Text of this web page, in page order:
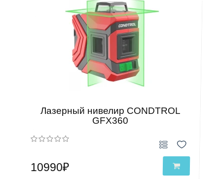
Лазерный нивелир CONDTROL
GFX360
10990₽